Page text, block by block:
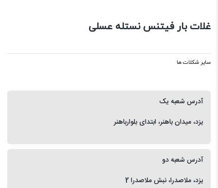
غلات بار فیتنس نستله عسلی
سایر شکلات ها
آدرس شعبه یک
یزد، میدان باهنر، ابتدای بلوارباهنر
آدرس شعبه دو
یزد، ملاصدرا، نبش ملاصدرا 2